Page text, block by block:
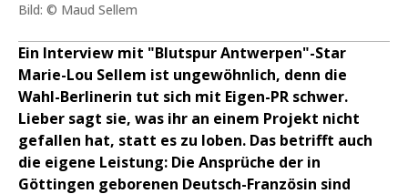
Bild: © Maud Sellem
Ein Interview mit "Blutspur Antwerpen"-Star
Marie-Lou Sellem ist ungewöhnlich, denn die
Wahl-Berlinerin tut sich mit Eigen-PR schwer.
Lieber sagt sie, was ihr an einem Projekt nicht
gefallen hat, statt es zu loben. Das betrifft auch
die eigene Leistung: Die Ansprüche der in
Göttingen geborenen Deutsch-Französin sind